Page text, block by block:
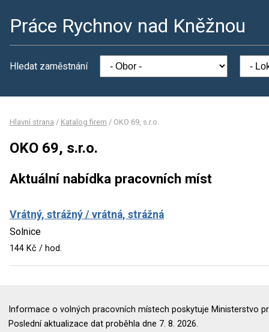
Práce Rychnov nad Kněžnou
Hledat zaměstnání
Hlavní strana / Katalog firem / OKO 69, s.r.o.
OKO 69, s.r.o.
Aktuální nabídka pracovních míst
Vrátný, strážný / vrátná, strážná
Solnice
144 Kč / hod.
Informace o volných pracovních místech poskytuje Ministerstvo
Poslední aktualizace dat proběhla dne 7. 8. 2026.